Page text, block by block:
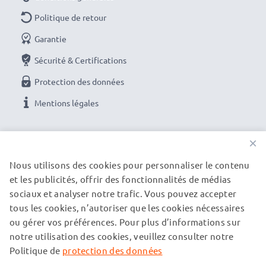
n'utilisez pas et de ne pas utiliser les fonctionnalités
gourmandes de votre smartphone comme la
géolocalisation par exemple.
batterie soit défectueuse ou usée. Il y a aussi de
nombreuses raisons différentes. La meilleure solution
réparateur spécialisé.
Avec CELLONIC – vous avez une batterie pas cher et
de grande qualité pour votre téléphone portable.
Commandez facilement une batterie neuve pour
smartphone
Politique de retour
Garantie
Sécurité & Certifications
Protection des données
Mentions légales
NOS PARTENAIRES DE LIVRAISON
© subtel.be 2026
Tous les prix incluent la TVA et excluent les frais de port.
Veuillez noter que toutes les marques citées sont des
×
Nous utilisons des cookies pour personnaliser le contenu
et les publicités, offrir des fonctionnalités de médias
sociaux et analyser notre trafic. Vous pouvez accepter
tous les cookies, n’autoriser que les cookies nécessaires
ou gérer vos préférences. Pour plus d’informations sur
notre utilisation des cookies, veuillez consulter notre
Politique de protection des données